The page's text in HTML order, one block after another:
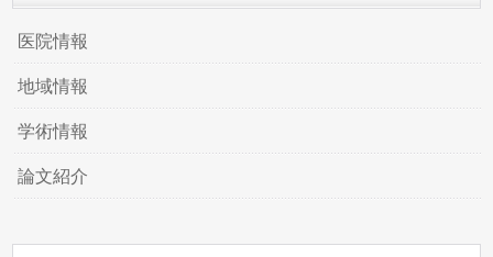
医院情報
地域情報
学術情報
論文紹介